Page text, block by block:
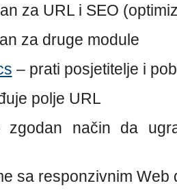
za URL i SEO
za druge module
– prati posjetitelje i
polje URL
zgodan način da
sa responzivnim Web